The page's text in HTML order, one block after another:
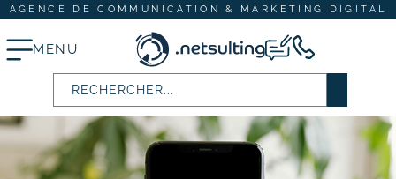
AGENCE DE COMMUNICATION & MARKETING DIGITAL
Stratégie digitale
MENU